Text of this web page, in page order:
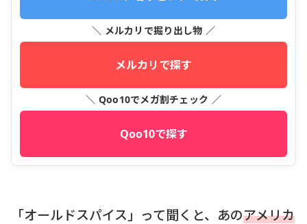
＼ メルカリで掘り出し物 ／
メルカリで探す
＼ Qoo10でメガ割チェック ／
Qoo10で探す
「オールドスパイス」って聞くと、あのアメリカ